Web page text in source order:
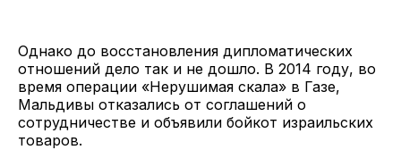
Однако до восстановления дипломатических
отношений дело так и не дошло. В 2014 году, во
время операции «Нерушимая скала» в Газе,
Мальдивы отказались от соглашений о
сотрудничестве и объявили бойкот израильских
товаров.